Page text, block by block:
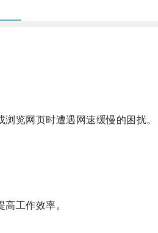
览网页时遭遇网速缓慢的困扰。
工作效率。